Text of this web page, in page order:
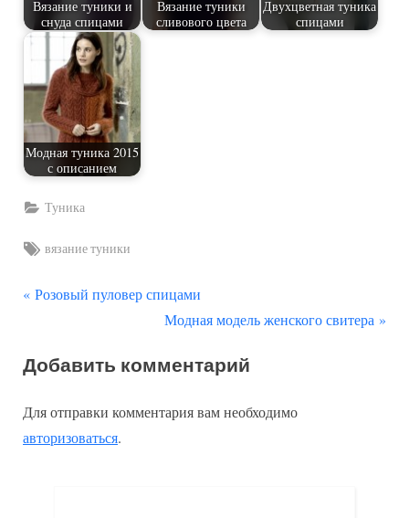
Вязание туники и
снуда спицами
Вязание туники
сливового цвета
Двухцветная туника
спицами
Модная туника 2015
с описанием
Туника
Tags:
вязание туники
Навигация
записям
П
д
д
у
Розовый пуловер спицами
С
е
у
Модная модель женского свитера
Добавить комментарий
Для отправки комментария вам необходимо
авторизоваться.